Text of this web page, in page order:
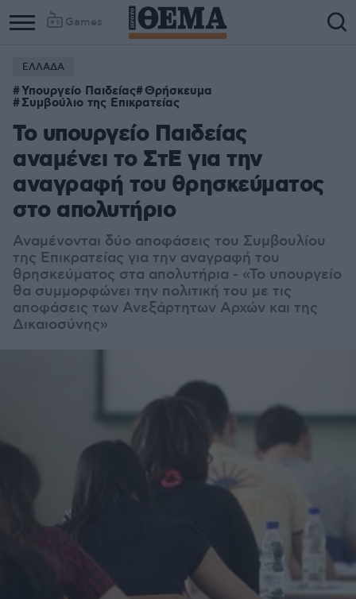
Games
ΕΛΛΑΔΑ
Υπουργείο Παιδείας Θρήσκευμα
Συμβούλιο της Επικρατείας
Το υπουργείο Παιδείας
αναμένει το ΣτΕ για την
αναγραφή του θρησκεύματος
στο απολυτήριο
Αναμένονται δύο αποφάσεις του Συμβουλίου
της Επικρατείας για την αναγραφή του
θρησκεύματος στα απολυτήρια - «Το υπουργείο
θα συμμορφώνει την πολιτική του με τις
αποφάσεις των Ανεξάρτητων Αρχών και της
Δικαιοσύνης»